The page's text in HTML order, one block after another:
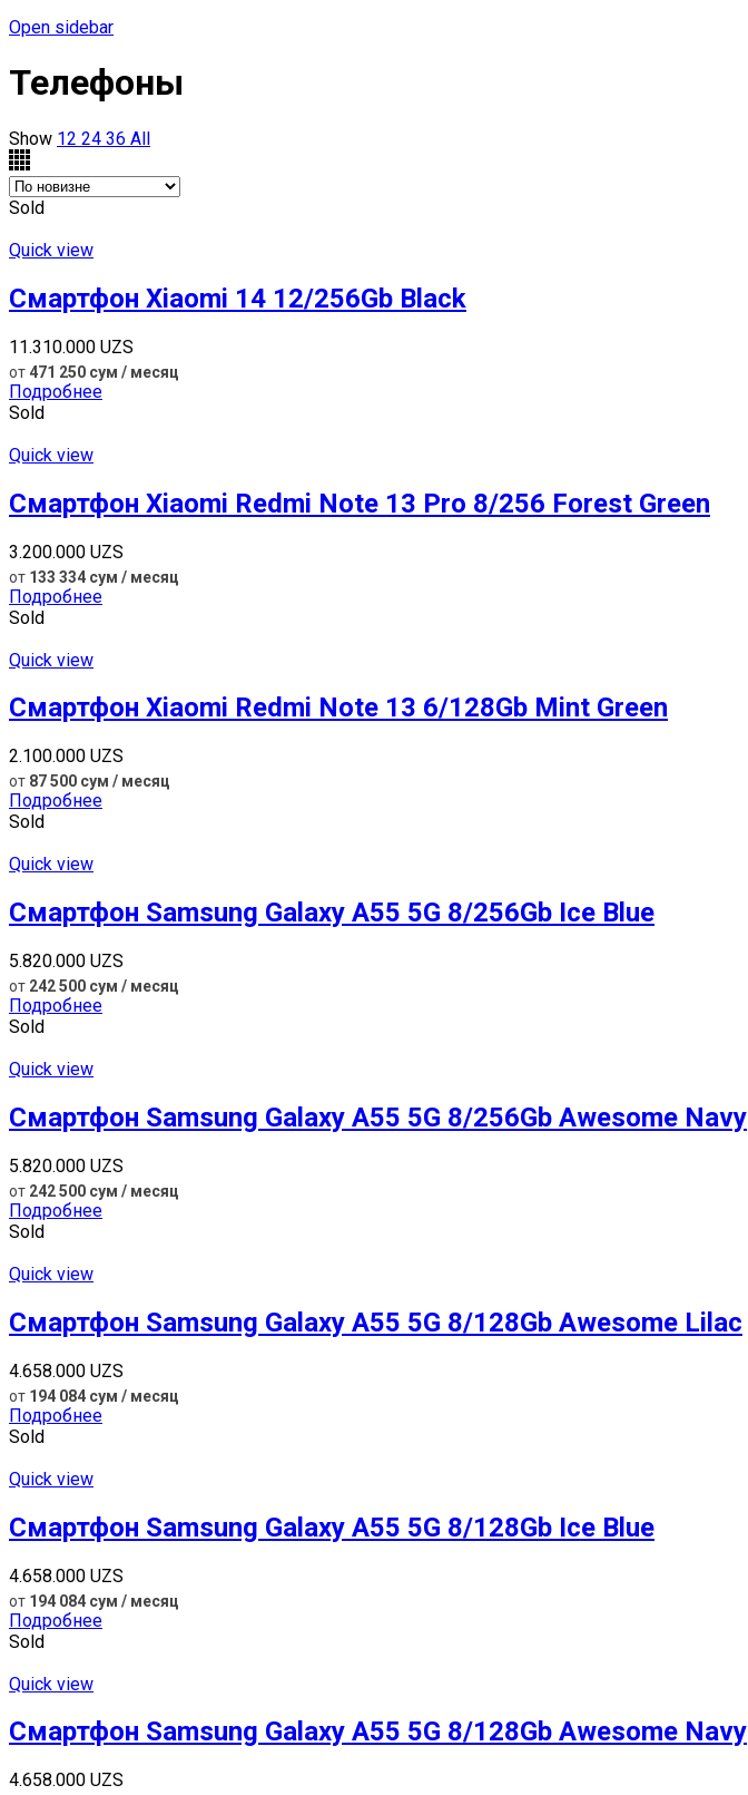
Open sidebar
Телефоны
Show 12 24 36 All
Sold
Quick view
Смартфон Xiaomi 14 12/256Gb Black
11.310.000 UZS
от471 250 сум / месяц
Подробнее
Sold
Quick view
Смартфон Xiaomi Redmi Note 13 Pro 8/256 Forest Green
3.200.000 UZS
от 133 334 сум / месяц
Подробнее
Sold
Quick view
Смартфон Xiaomi Redmi Note 13 6/128Gb Mint Green
2.100.000 UZS
от 87 500 сум / месяц
Подробнее
Sold
Quick view
Смартфон Samsung Galaxy A55 5G 8/256Gb Ice Blue
5.820.000 UZS
от 242 500 сум / месяц
Подробнее
Sold
Quick view
Смартфон Samsung Galaxy A55 5G 8/256Gb Awesome Navy
5.820.000 UZS
от 242 500 сум / месяц
Подробнее
Sold
Quick view
Смартфон Samsung Galaxy A55 5G 8/128Gb Awesome Lilac
4.658.000 UZS
от 194 084 сум / месяц
Подробнее
Sold
Quick view
Смартфон Samsung Galaxy A55 5G 8/128Gb Ice Blue
4.658.000 UZS
от 194 084 сум / месяц
Подробнее
Sold
Quick view
Смартфон Samsung Galaxy A55 5G 8/128Gb Awesome Navy
4.658.000 UZS